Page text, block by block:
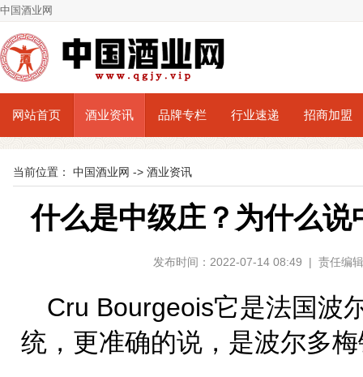
中国酒业网
网站首页 酒业资讯 品牌专栏 行业速递 招商加盟
当前位置： 中国酒业网 -> 酒业资讯
什么是中级庄？为什么
发布时间：2022-07-14 08:49 | 责任
Cru Bourgeois它是法国波
统，更准确的说，是波尔多